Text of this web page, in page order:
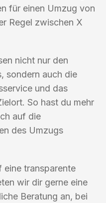
für einen Umzug von
Regel zwischen X
nicht nur den
sondern auch die
und das
So hast du mehr
auf die
des Umzugs
eine transparente
wir dir gerne eine
Beratung an, bei